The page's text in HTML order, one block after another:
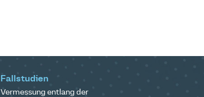
Fallstudien
Vermessung entlang der